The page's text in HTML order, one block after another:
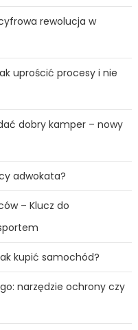
rewolucja w
uprościć procesy i nie
dobry kamper – nowy
adwokata?
– Klucz do
kupić samochód?
narzędzie ochrony czy